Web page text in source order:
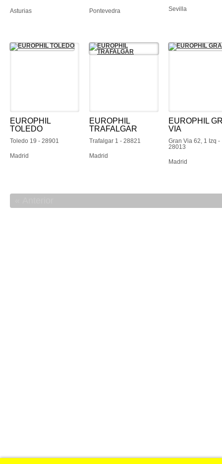
Asturias Pontevedra Sevilla
EUROPHIL
TOLEDO
Toledo 19 - 28901
Madrid
EUROPHIL
TRAFALGAR
Trafalgar 1 - 28821
Madrid
EUROPHIL
VIA
Gran Via 62, 1 Izq -
28013
Madrid